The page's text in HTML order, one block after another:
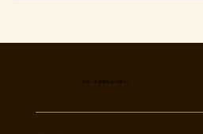
日本一多国籍なお肉屋さん